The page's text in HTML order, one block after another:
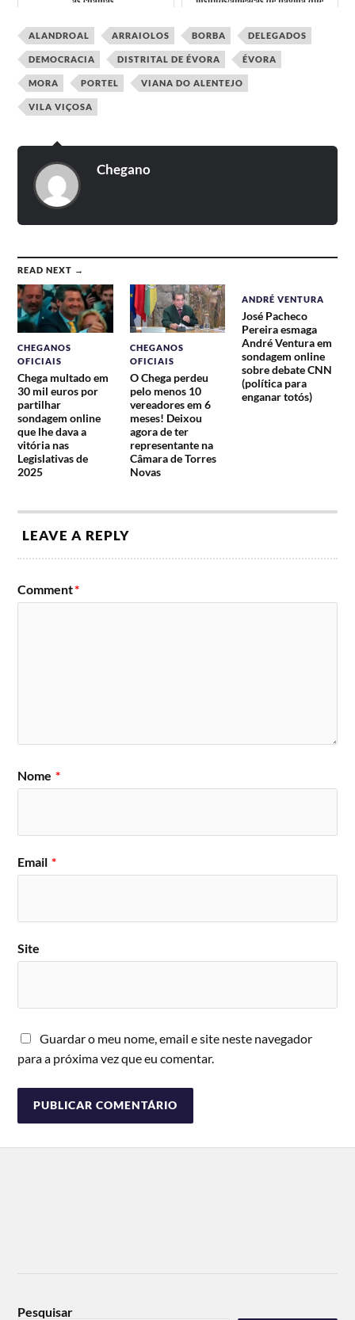
ALANDROAL ARRAIOLOS BORBA DELEGADOS
DEMOCRACIA DISTRITAL DE ÉVORA ÉVORA
MORA PORTEL VIANA DO ALENTEJO
VILA VIÇOSA
Chegano
READ NEXT →
CHEGANOS
OFICIAIS
Chega multado em
30 mil euros por
partilhar
sondagem online
que lhe dava a
vitória nas
Legislativas de
2025
CHEGANOS
OFICIAIS
O Chega perdeu
pelo menos 10
vereadores em 6
meses! Deixou
agora de ter
representante na
Câmara de Torres
Novas
ANDRÉ VENTURA
José Pacheco
Pereira esmaga
André Ventura em
sondagem online
sobre debate CNN
(política para
enganar totós)
LEAVE A REPLY
Comment*
Nome *
Email *
Site
Guardar o meu nome, email e site neste navegador
para a próxima vez que eu comentar.
Pesquisar